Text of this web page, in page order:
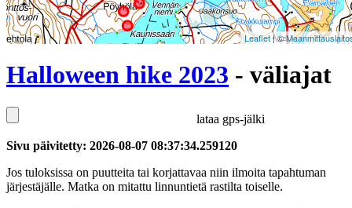
Leaflet| ©
Halloween hike 2023 - väliajat
lataa gps-jälki
Sivu päivitetty: 2026-08-07 08:37:34.259120
Jos tuloksissa on puutteita tai korjattavaa niin ilmoita tapahtuman
järjestäjälle. Matka on mitattu linnuntietä rastilta toiselle.